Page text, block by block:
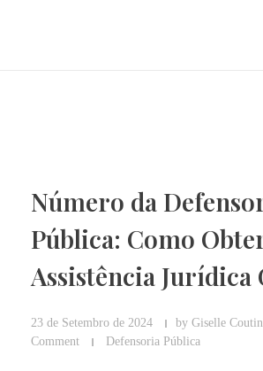
Número da
Pública: Como
Assistência Jurídica
23 de Setembro de 2024 by Giselle
Comment
Defensoria Pública